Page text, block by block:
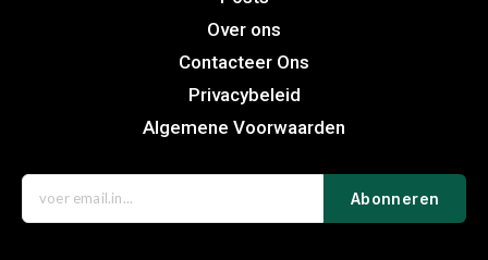
Over ons
Contacteer Ons
Privacybeleid
Algemene Voorwaarden
Abonneren